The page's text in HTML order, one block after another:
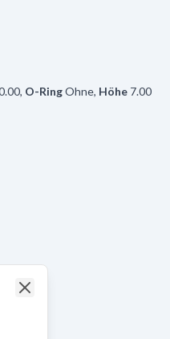
, O-RingOhne, Höhe 7.00